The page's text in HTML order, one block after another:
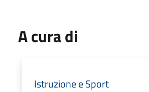
A cura di
Istruzione e Sport